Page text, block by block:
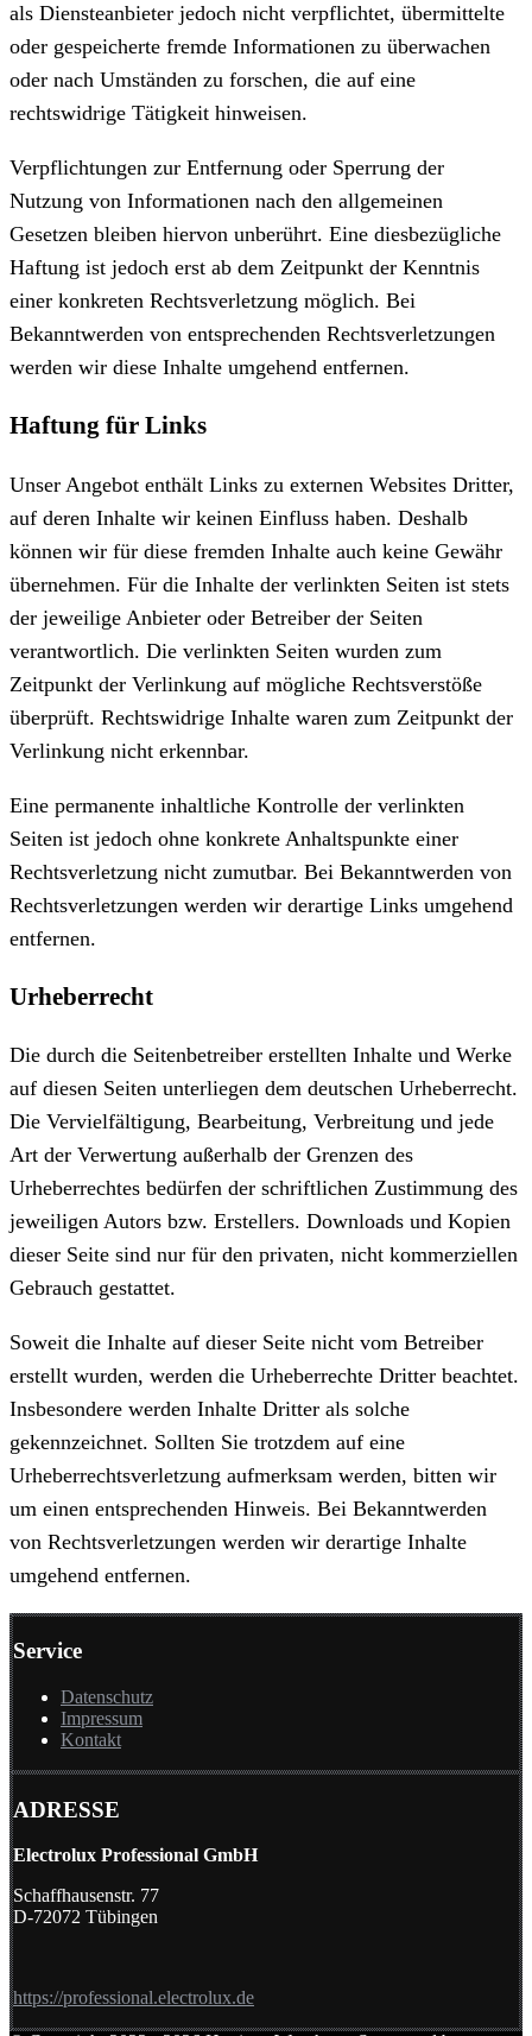
als Diensteanbieter jedoch nicht verpflichtet, übermittelte
oder gespeicherte fremde Informationen zu überwachen
oder nach Umständen zu forschen, die auf eine
rechtswidrige Tätigkeit hinweisen.
Verpflichtungen zur Entfernung oder Sperrung der
Nutzung von Informationen nach den allgemeinen
Gesetzen bleiben hiervon unberührt. Eine diesbezügliche
Haftung ist jedoch erst ab dem Zeitpunkt der Kenntnis
einer konkreten Rechtsverletzung möglich. Bei
Bekanntwerden von entsprechenden Rechtsverletzungen
werden wir diese Inhalte umgehend entfernen.
Haftung für Links
Unser Angebot enthält Links zu externen Websites Dritter,
auf deren Inhalte wir keinen Einfluss haben. Deshalb
können wir für diese fremden Inhalte auch keine Gewähr
übernehmen. Für die Inhalte der verlinkten Seiten ist stets
der jeweilige Anbieter oder Betreiber der Seiten
verantwortlich. Die verlinkten Seiten wurden zum
Zeitpunkt der Verlinkung auf mögliche Rechtsverstöße
überprüft. Rechtswidrige Inhalte waren zum Zeitpunkt der
Verlinkung nicht erkennbar.
Eine permanente inhaltliche Kontrolle der verlinkten
Seiten ist jedoch ohne konkrete Anhaltspunkte einer
Rechtsverletzung nicht zumutbar. Bei Bekanntwerden von
Rechtsverletzungen werden wir derartige Links umgehend
entfernen.
Urheberrecht
Die durch die Seitenbetreiber erstellten Inhalte und Werke
auf diesen Seiten unterliegen dem deutschen Urheberrecht.
Die Vervielfältigung, Bearbeitung, Verbreitung und jede
Art der Verwertung außerhalb der Grenzen des
Urheberrechtes bedürfen der schriftlichen Zustimmung des
jeweiligen Autors bzw. Erstellers. Downloads und Kopien
dieser Seite sind nur für den privaten, nicht kommerziellen
Gebrauch gestattet.
Soweit die Inhalte auf dieser Seite nicht vom Betreiber
erstellt wurden, werden die Urheberrechte Dritter beachtet.
Insbesondere werden Inhalte Dritter als solche
gekennzeichnet. Sollten Sie trotzdem auf eine
Urheberrechtsverletzung aufmerksam werden, bitten wir
um einen entsprechenden Hinweis. Bei Bekanntwerden
von Rechtsverletzungen werden wir derartige Inhalte
umgehend entfernen.
Service
Datenschutz
Impressum
Kontakt
ADRESSE
Electrolux Professional GmbH
Schaffhausenstr. 77
D-72072 Tübingen
https://professional.electrolux.de